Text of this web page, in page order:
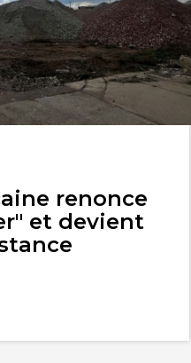
renonce
et devient